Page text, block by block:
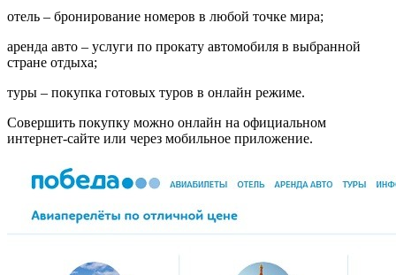
отель – бронирование номеров в любой точке мира;
аренда авто – услуги по прокату автомобиля в выбранной
стране отдыха;
туры – покупка готовых туров в онлайн режиме.
Совершить покупку можно онлайн на официальном
интернет-сайте или через мобильное приложение.